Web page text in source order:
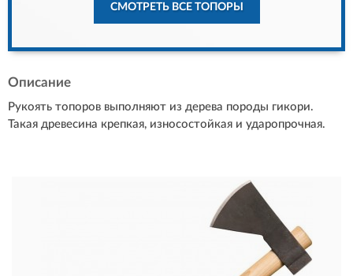
СМОТРЕТЬ ВСЕ ТОПОРЫ
Описание
Рукоять топоров выполняют из дерева породы гикори.
Такая древесина крепкая, износостойкая и ударопрочная.